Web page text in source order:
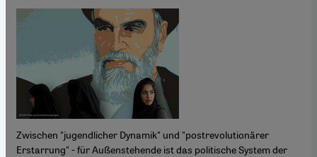
Zwischen "jugendlicher Dynamik" und "postrevolutionärer
Erstarrung" - für Außenstehende ist das politische System der